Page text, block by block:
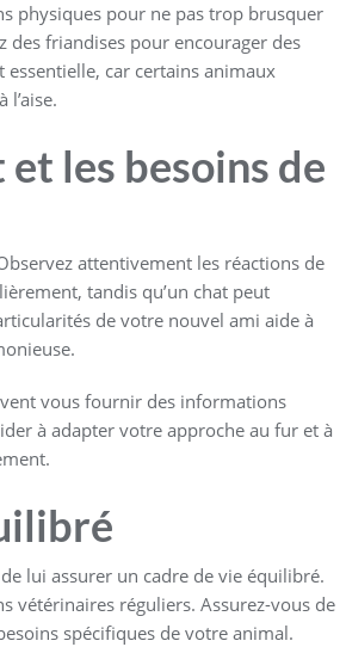
physiques pour ne pas trop brusquer
des friandises pour encourager des
car certains animaux
les besoins de
attentivement les réactions de
tandis qu’un chat peut
de votre nouvel ami aide à
vous fournir des informations
à adapter votre approche au fur et à
lui assurer un cadre de vie équilibré.
vétérinaires réguliers. Assurez-vous de
spécifiques de votre animal.